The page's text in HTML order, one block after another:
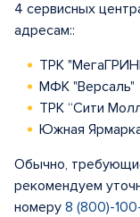
4 сервисных
адресам::
ТРК
МФК "Версаль"
ТРК “Сити
Южная
Обычно,
рекомендуем
номеру 8 (800)-